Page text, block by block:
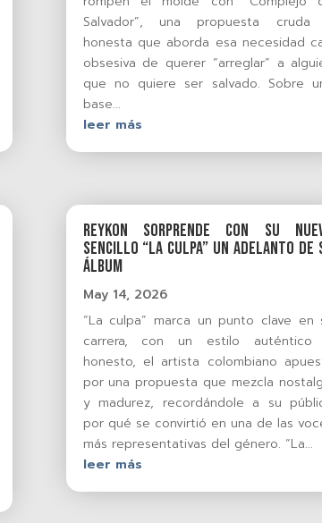
Salvador”, una propuesta
honesta que aborda esa necesidad
obsesiva de querer “arreglar” a
que no quiere ser salvado. Sobre
base...
leer más
Reykon sorprende con su
sencillo “La culpa” un adelanto de
álbum
May 14, 2026
“La culpa” marca un punto clave en
carrera, con un estilo
honesto, el artista colombiano
por una propuesta que mezcla
y madurez, recordándole a su
por qué se convirtió en una de las
más representativas del género. “La...
leer más